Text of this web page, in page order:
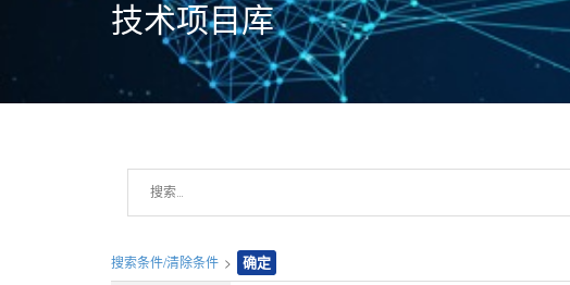
技术项目库
搜索条件/清除条件 > 确定